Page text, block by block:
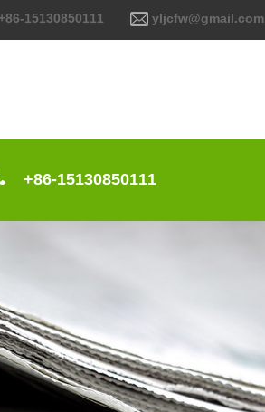
+86-15130850111 yljcfw@gmail.com
+86-15130850111